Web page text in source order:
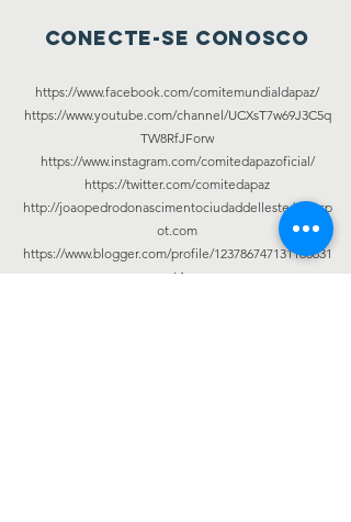
Conecte-se conosco
https://www.facebook.com/comitemundialdapaz/
https://www.youtube.com/channel/UCXsT7w69J3C5q
TW8RfJForw
https://www.instagram.com/comitedapazoficial/
https://twitter.com/comitedapaz
http://joaopedrodonascimentociudaddelleste.blogsp
ot.com
https://www.blogger.com/profile/123786747131168631
64